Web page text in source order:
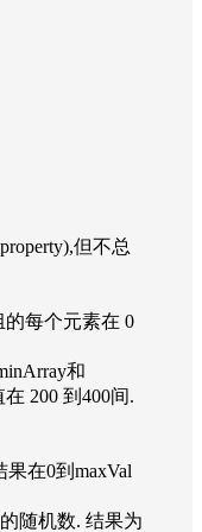
但不总
的每个元素在 0
和
200 到400间.
在0到maxVal
随机数. 结果为